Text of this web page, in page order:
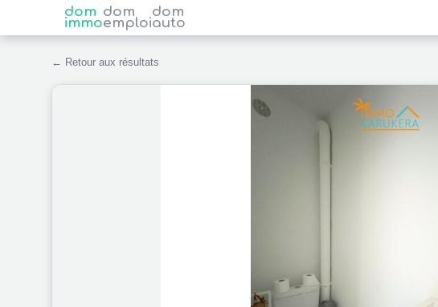
dom
immo
dom
emploi
dom
auto
← Retour aux résultats